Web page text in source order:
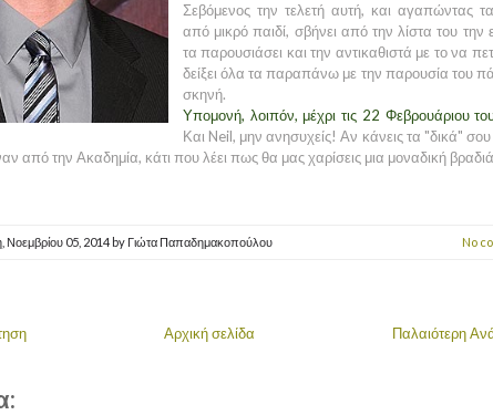
Σεβόμενος την τελετή αυτή, και αγαπώντας
από μικρό παιδί, σβήνει από την λίστα του την
τα παρουσιάσει και την αντικαθιστά με το να
δείξει όλα τα παραπάνω με την παρουσία του
σκηνή.
Υπομονή, λοιπόν, μέχρι τις 22 Φεβρουάριου
Και Neil, μην ανησυχείς! Αν κάνεις τα "δικά" σου
από την Ακαδημία, κάτι που λέει πως θα μας χαρίσεις μια μοναδική
Νοεμβρίου 05, 2014 by Γιώτα Παπαδημακοπούλου No
Παλαιότερη
Αρχική σελίδα